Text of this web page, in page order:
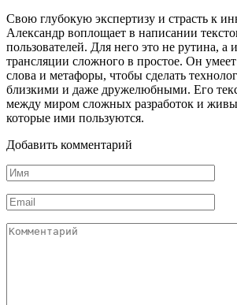
Свою глубокую экспертизу и страсть к
Александр воплощает в написании
пользователей. Для него это не рутина, а
трансляции сложного в простое. Он
слова и метафоры, чтобы сделать
близкими и даже дружелюбными. Его
между миром сложных разработок и
которые ими пользуются.
Добавить комментарий
Имя
*
Email
*
Комментарий